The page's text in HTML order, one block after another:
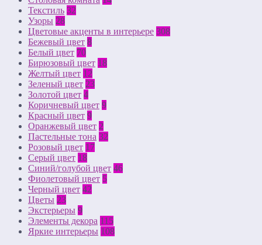
Текстиль 32
Узоры 28
Цветовые акценты в интерьере 308
Бежевый цвет 8
Белый цвет 70
Бирюзовый цвет 18
Желтый цвет 12
Зеленый цвет 23
Золотой цвет 4
Коричневый цвет 9
Красный цвет 9
Оранжевый цвет 2
Пастельные тона 32
Розовый цвет 17
Серый цвет 18
Синий/голубой цвет 46
Фиолетовый цвет 5
Черный цвет 42
Цветы 23
Экстерьеры 9
Элементы декора 115
Яркие интерьеры 108